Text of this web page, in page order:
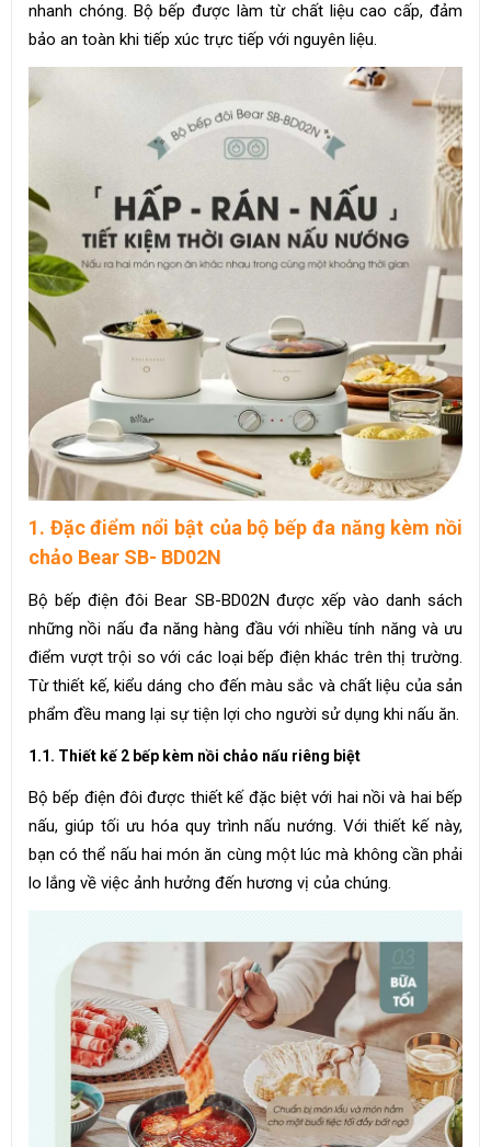
nhanh chóng. Bộ bếp được làm từ chất liệu cao cấp, đảm
bảo an toàn khi tiếp xúc trực tiếp với nguyên liệu.
1. Đặc điểm nổi bật của bộ bếp đa năng kèm nồi
chảo Bear SB- BD02N
Bộ bếp điện đôi Bear SB-BD02N được xếp vào danh sách
những nồi nấu đa năng hàng đầu với nhiều tính năng và ưu
điểm vượt trội so với các loại bếp điện khác trên thị trường.
Từ thiết kế, kiểu dáng cho đến màu sắc và chất liệu của sản
phẩm đều mang lại sự tiện lợi cho người sử dụng khi nấu ăn.
1.1. Thiết kế 2 bếp kèm nồi chảo nấu riêng biệt
Bộ bếp điện đôi được thiết kế đặc biệt với hai nồi và hai bếp
nấu, giúp tối ưu hóa quy trình nấu nướng. Với thiết kế này,
bạn có thể nấu hai món ăn cùng một lúc mà không cần phải
lo lắng về việc ảnh hưởng đến hương vị của chúng.